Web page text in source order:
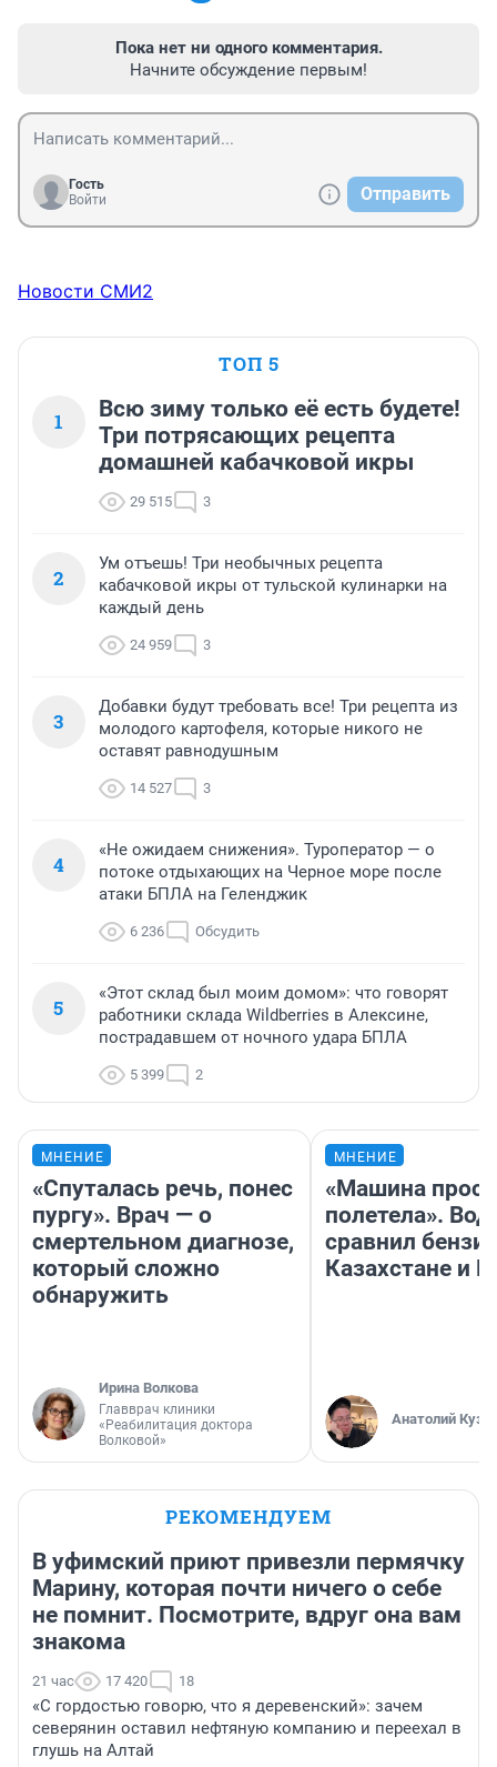
Пока нет ни одного комментария.
Начните обсуждение первым!
Гость
Войти
Отправить
Новости СМИ2
ТОП 5
1
Всю зиму только её есть будете!
Три потрясающих рецепта
домашней кабачковой икры
29 515 3
2
Ум отъешь! Три необычных рецепта
кабачковой икры от тульской кулинарки на
каждый день
24 959 3
3
Добавки будут требовать все! Три рецепта из
молодого картофеля, которые никого не
оставят равнодушным
14 527 3
4
«Не ожидаем снижения». Туроператор — о
потоке отдыхающих на Черное море после
атаки БПЛА на Геленджик
6 236 Обсудить
5
«Этот склад был моим домом»: что говорят
работники склада Wildberries в Алексине,
пострадавшем от ночного удара БПЛА
5 399 2
МНЕНИЕ
«Спуталась речь, понес
пургу». Врач — о
смертельном диагнозе,
который сложно
обнаружить
Ирина Волкова
Главврач клиники
«Реабилитация доктора
Волковой»
МНЕНИЕ
«Машина
полетела».
сравнил
Казахстане и
Анатолий
РЕКОМЕНДУЕМ
В уфимский приют привезли пермячку
Марину, которая почти ничего о себе
не помнит. Посмотрите, вдруг она вам
знакома
21 час 17 420 18
«С гордостью говорю, что я деревенский»: зачем
северянин оставил нефтяную компанию и переехал в
глушь на Алтай